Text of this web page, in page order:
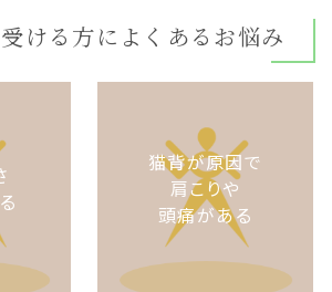
ける方によくあるお悩み
猫背が原因で
肩こりや
頭痛がある